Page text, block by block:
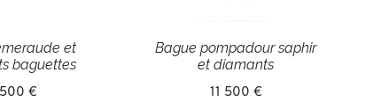
et
baguettes
€
Bague pompadour saphir
et diamants
11 500 €